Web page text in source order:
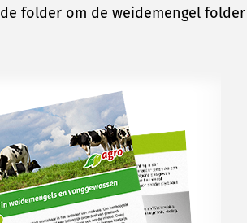
folder om de weidemengel folder